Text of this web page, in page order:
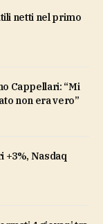
non era vero”